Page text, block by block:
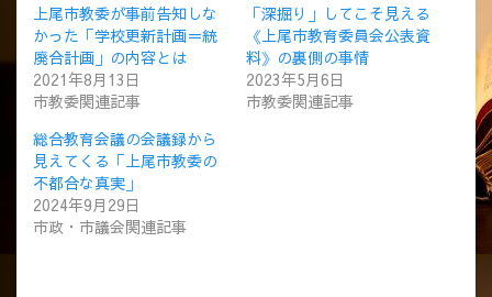
上尾市教委が事前告知しな
かった「学校更新計画＝統
廃合計画」の内容とは
2021年8月13日
市教委関連記事
「深掘り」してこそ見える
《上尾市教育委員会公表資
料》の裏側の事情
2023年5月6日
市教委関連記事
総合教育会議の会議録から
見えてくる「上尾市教委の
不都合な真実」
2024年9月29日
市政・市議会関連記事